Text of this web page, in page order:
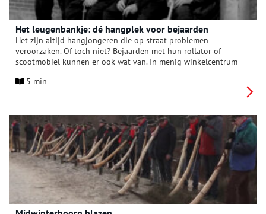
Het leugenbankje: dé hangplek voor bejaarden
Het zijn altijd hangjongeren die op straat problemen
veroorzaken. Of toch niet? Bejaarden met hun rollator of
scootmobiel kunnen er ook wat van. In menig winkelcentrum
probleemgroep. Vroeger was dat wel anders. In veel dorpen
vinden, aan de haven of op het dorpsplein.
5 min